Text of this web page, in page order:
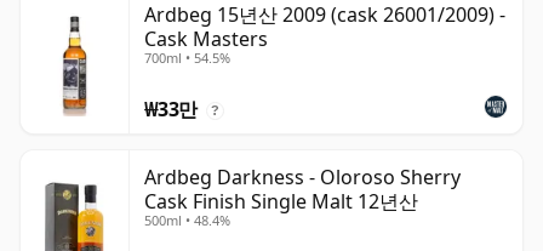
Ardbeg 15년산 2009 (cask 26001/2009) -
Cask Masters
700ml • 54.5%
₩33만 ?
Ardbeg Darkness - Oloroso Sherry
Cask Finish Single Malt 12년산
500ml • 48.4%